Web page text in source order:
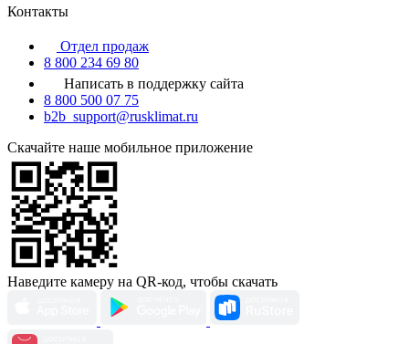
Контакты
Отдел продаж
8 800 234 69 80
Написать в поддержку сайта
8 800 500 07 75
b2b_support@rusklimat.ru
Скачайте наше мобильное приложение
Наведите камеру на QR-код, чтобы скачать